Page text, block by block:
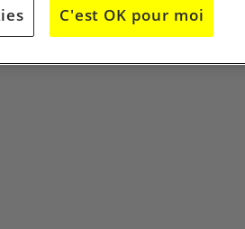
LIRE
C'est OK pour moi